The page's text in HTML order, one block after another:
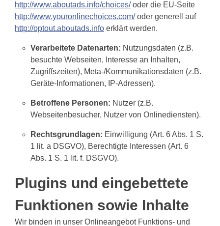
http://www.aboutads.info/choices/oder die EU-Seite
http://www.youronlinechoices.com/oder generell auf
http://optout.aboutads.info erklärt werden.
Verarbeitete Datenarten: Nutzungsdaten (z.B.
besuchte Webseiten, Interesse an Inhalten,
Zugriffszeiten), Meta-/Kommunikationsdaten (z.B.
Geräte-Informationen, IP-Adressen).
Betroffene Personen: Nutzer (z.B.
Webseitenbesucher, Nutzer von Onlinediensten).
Rechtsgrundlagen: Einwilligung (Art. 6 Abs. 1 S.
1 lit. a DSGVO), Berechtigte Interessen (Art. 6
Abs. 1 S. 1 lit. f. DSGVO).
Plugins und eingebettete
Funktionen sowie Inhalte
Wir binden in unser Onlineangebot Funktions- und